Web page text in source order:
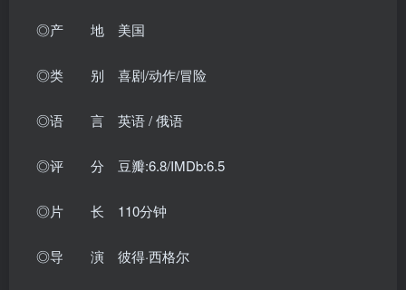
◎产 地 美国
◎类 别 喜剧/动作/冒险
◎语 言 英语 / 俄语
◎评 分 豆瓣:6.8/IMDb:6.5
◎片 长 110分钟
◎导 演 彼得·西格尔